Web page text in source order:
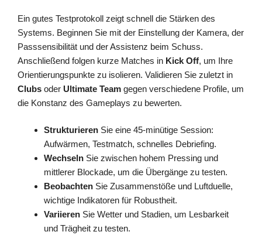
Ein gutes Testprotokoll zeigt schnell die Stärken des
Systems. Beginnen Sie mit der Einstellung der Kamera, der
Passsensibilität und der Assistenz beim Schuss.
Anschließend folgen kurze Matches in Kick Off, um Ihre
Orientierungspunkte zu isolieren. Validieren Sie zuletzt in
Clubs oder Ultimate Team gegen verschiedene Profile, um
die Konstanz des Gameplays zu bewerten.
Strukturieren Sie eine 45-minütige Session:
Aufwärmen, Testmatch, schnelles Debriefing.
Wechseln Sie zwischen hohem Pressing und
mittlerer Blockade, um die Übergänge zu testen.
Beobachten Sie Zusammenstöße und Luftduelle,
wichtige Indikatoren für Robustheit.
Variieren Sie Wetter und Stadien, um Lesbarkeit
und Trägheit zu testen.